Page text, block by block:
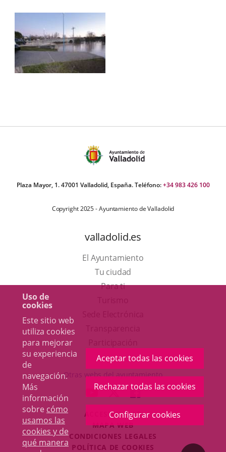
Uso de
cookies
Este sitio web
utiliza cookies
para mejorar
su experiencia
de
navegación.
Más
información
sobre cómo
usamos las
cookies y de
qué manera
Aceptar todas las cookies
Rechazar todas las cookies
Configurar cookies
Plaza Mayor, 1. 47001 Valladolid, España. Teléfono:+34 983 426 100
Copyright 2025 - Ayuntamiento de Valladolid
valladolid.es
El Ayuntamiento
Tu ciudad
Para ti
en
una
ventana
nueva.
aplicación
externa.
Otras webs del ayuntamiento
ENLACE
A
UNA
APLICACIÓN
EXTERNA.
ENLACE
A
UNA
APLICACIÓN
EXTERNA.
ENLACE
A
UNA
EXTERNA.
ACCESIBILIDAD
MAPA WEB
CONDICIONES LEGALES
POLÍTICA DE COOKIES